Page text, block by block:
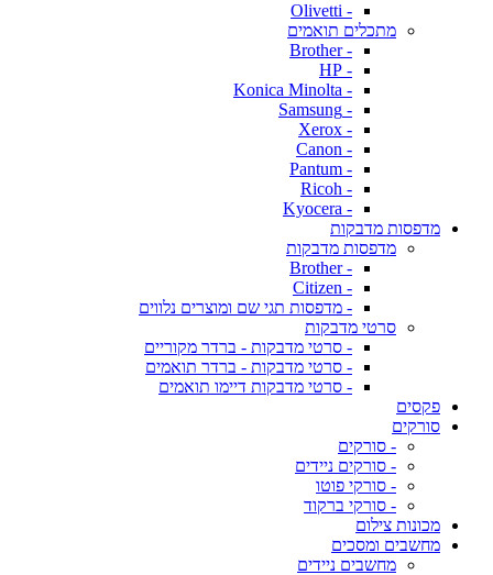
- Olivetti
מתכלים תואמים
- Brother
- HP
- Konica Minolta
- Samsung
- Xerox
- Canon
- Pantum
- Ricoh
- Kyocera
מדפסות מדבקות
מדפסות מדבקות
- Brother
- Citizen
- מדפסות תגי שם ומוצרים נלווים
סרטי מדבקות
- סרטי מדבקות - ברדר מקוריים
- סרטי מדבקות - ברדר תואמים
- סרטי מדבקות דיימו תואמים
פקסים
סורקים
- סורקים
- סורקים ניידים
- סורקי פוטו
- סורקי ברקוד
מכונות צילום
מחשבים ומסכים
מחשבים ניידים